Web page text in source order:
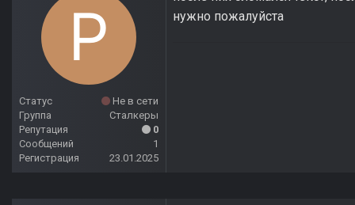
Статус
Не в сети
Группа
Сталкеры
Репутация
0
Сообщений
1
Регистрация
23.01.2025
нужно пожалуйста